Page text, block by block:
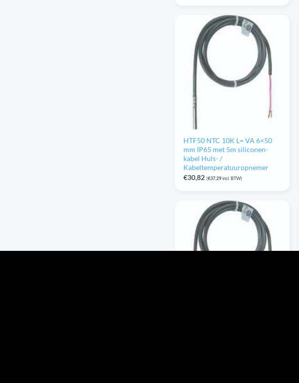
HTF50 NTC 10K L= VA 6×50
mm IP65 met 5m siliconen-
kabel Huls- /
Kabeltemperatuuropnemer
€30,82 (€37,29incl. BTW)